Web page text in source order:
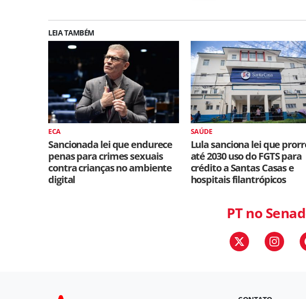
LEIA TAMBÉM
ECA
Sancionada lei que endurece
penas para crimes sexuais
contra crianças no ambiente
digital
SAÚDE
Lula sanciona lei que
até 2030 uso do FGTS para
crédito a Santas Casas e
hospitais filantrópicos
PT no